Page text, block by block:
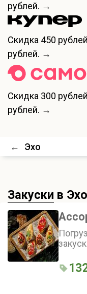
рублей. →
Скидка 450 рублей
рублей. →
Скидка 300 рублей
рублей. →
← Эхо
Закуски в Эхо